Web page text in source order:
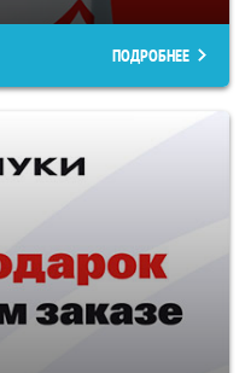
ПОДРОБНЕЕ